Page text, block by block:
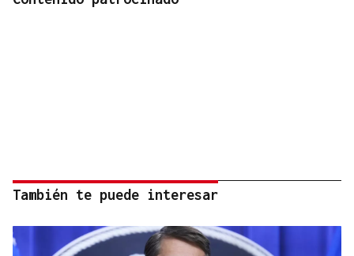
También te puede interesar